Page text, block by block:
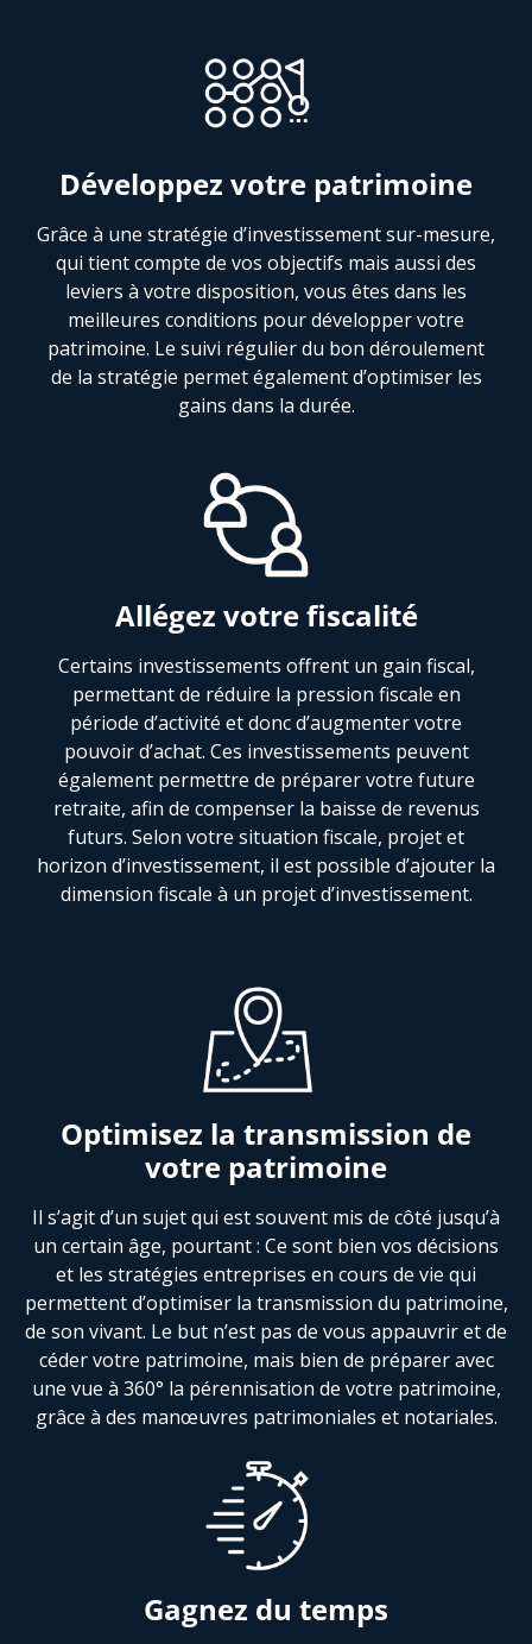
Développez votre patrimoine
Grâce à une stratégie d’investissement sur-mesure,
qui tient compte de vos objectifs mais aussi des
leviers à votre disposition, vous êtes dans les
meilleures conditions pour développer votre
patrimoine. Le suivi régulier du bon déroulement
de la stratégie permet également d’optimiser les
gains dans la durée.
Allégez votre fiscalité
Certains investissements offrent un gain fiscal,
permettant de réduire la pression fiscale en
période d’activité et donc d’augmenter votre
pouvoir d’achat. Ces investissements peuvent
également permettre de préparer votre future
retraite, afin de compenser la baisse de revenus
futurs. Selon votre situation fiscale, projet et
horizon d’investissement, il est possible d’ajouter la
dimension fiscale à un projet d’investissement.
Optimisez la transmission de
votre patrimoine
Il s’agit d’un sujet qui est souvent mis de côté jusqu’à
un certain âge, pourtant : Ce sont bien vos décisions
et les stratégies entreprises en cours de vie qui
permettent d’optimiser la transmission du patrimoine,
de son vivant. Le but n’est pas de vous appauvrir et de
céder votre patrimoine, mais bien de préparer avec
une vue à 360° la pérennisation de votre patrimoine,
grâce à des manœuvres patrimoniales et notariales.
Gagnez du temps